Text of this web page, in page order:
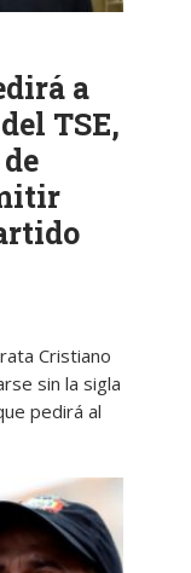
a
TSE,
Cristiano
sin la sigla
pedirá al